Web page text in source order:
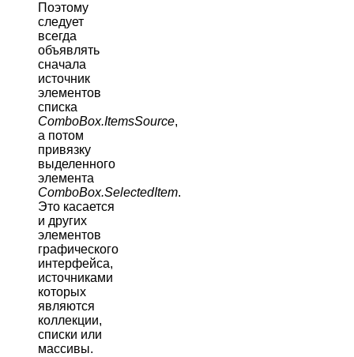
Поэтому
следует
всегда
объявлять
сначала
источник
элементов
списка
ComboBox.ItemsSource,
а потом
привязку
выделенного
элемента
ComboBox.SelectedItem.
Это касается
и других
элементов
графического
интерфейса,
источниками
которых
являются
коллекции,
списки или
массивы.